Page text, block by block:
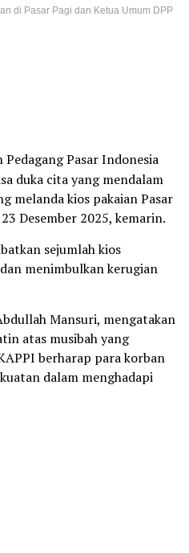
di Pasar Pagi dan Ketua Umum DPP
Pedagang Pasar Indonesia
duka cita yang mendalam
melanda kios pakaian Pasar
Desember 2025, kemarin.
sejumlah kios
menimbulkan kerugian
Mansuri, mengatakan
atas musibah yang
berharap para korban
dalam menghadapi